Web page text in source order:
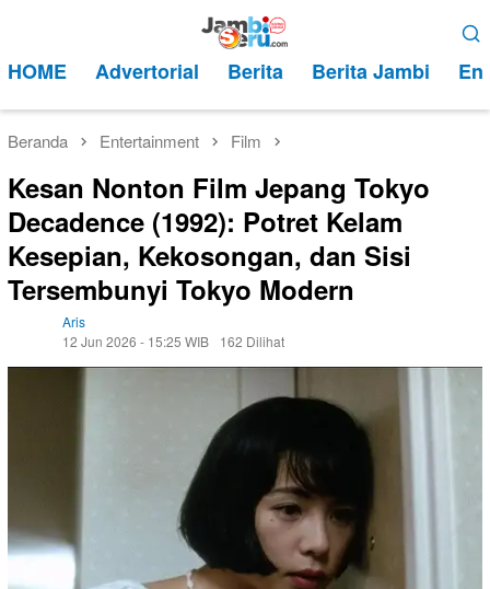
kontenMobile
HOME Advertorial Berita Berita Jambi
Beranda Entertainment Film
Kesan Nonton Film Jepang Tokyo
Decadence (1992): Potret Kelam
Kesepian, Kekosongan, dan Sisi
Tersembunyi Tokyo Modern
Aris
12 Jun 2026 - 15:25 WIB
162 Dilihat